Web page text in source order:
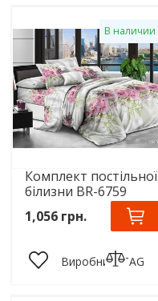
В наличии
Комплект постільної
білизни BR-6759
1,056 грн.
Виробник: TAG